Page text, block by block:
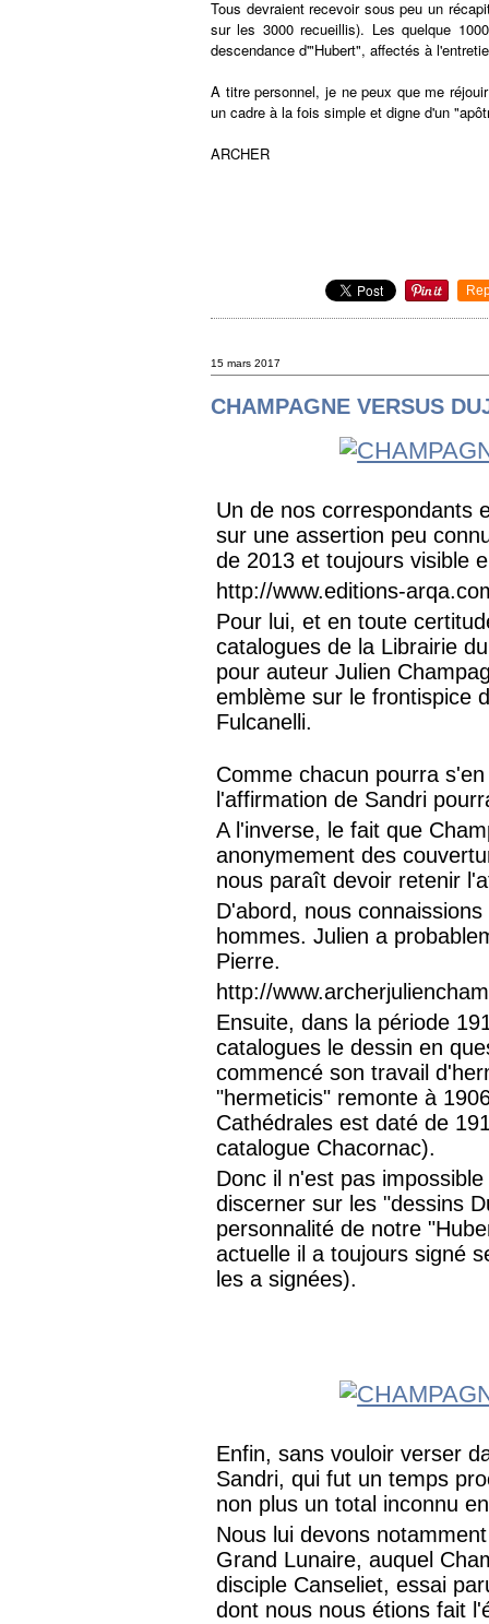
Tous devraient recevoir sous peu un
sur les 3000 recueillis). Les quelque
descendance d'"Hubert", affectés à
A titre personnel, je ne peux que me
un cadre à la fois simple et digne d'un
ARCHER
15 mars 2017
CHAMPAGNE VERSUS
Un de nos correspondants
sur une assertion peu
de 2013 et toujours visible
http://www.editions-
Pour lui, et en toute
catalogues de la Librairie
pour auteur Julien
emblème sur le frontispice
Fulcanelli.
Comme chacun pourra
l'affirmation de Sandri
A l'inverse, le fait que
anonymement des
nous paraît devoir retenir
D'abord, nous
hommes. Julien a
Pierre.
http://
Ensuite, dans la période
catalogues le dessin en
commencé son travail
"hermeticis" remonte à
Cathédrales est daté de
catalogue Chacornac).
Donc il n'est pas
discerner sur les "dessins
personnalité de notre
actuelle il a toujours signé
les a signées).
Enfin, sans vouloir verser
Sandri, qui fut un temps
non plus un total inconnu
Nous lui devons
Grand Lunaire, auquel
disciple Canseliet, essai
dont nous nous étions fait